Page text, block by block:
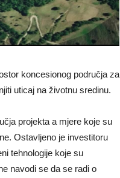
koncesionog područja za
uticaj na životnu sredinu.
projekta a mjere koje su
Ostavljeno je investitoru
tehnologije koje su
navodi se da se radi o